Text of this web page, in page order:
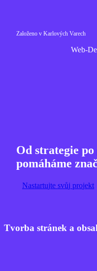
Založeno v Karlových Varech
Web-
Od strategie
pomáháme
Nastartujte svůj projekt
Tvorba stránek a